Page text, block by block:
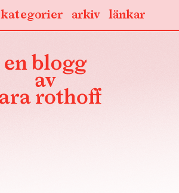
länkar
arkiv
kategorier